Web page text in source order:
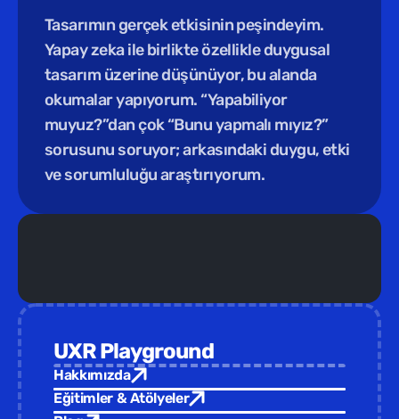
UXR Playground
Hakkımızda
Eğitimler & Atölyeler
Tasarımın gerçek etkisinin peşindeyim.
Yapay zeka ile birlikte özellikle duygusal
tasarım üzerine düşünüyor, bu alanda
okumalar yapıyorum. “Yapabiliyor
muyuz?”dan çok “Bunu yapmalı mıyız?”
sorusunu soruyor; arkasındaki duygu, etki
ve sorumluluğu araştırıyorum.